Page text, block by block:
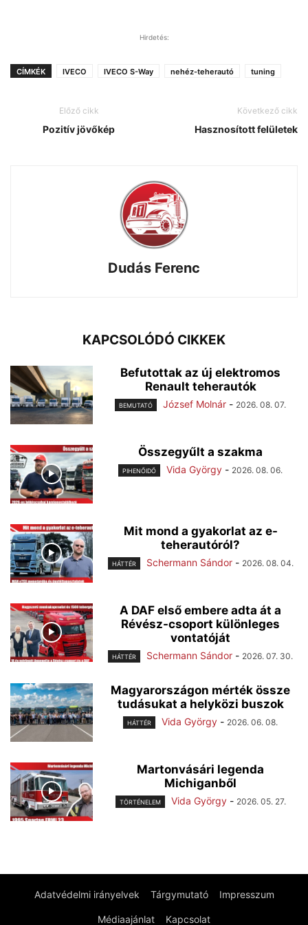
Hirdetés:
CÍMKÉK IVECO IVECO S-Way nehéz-teherautó tuning
Előző cikk
Pozitív jövőkép
Következő cikk
Hasznosított felületek
Dudás Ferenc
KAPCSOLÓDÓ CIKKEK
Befutottak az új elektromos
Renault teherautók
BEMUTATÓ József Molnár - 2026. 08. 07.
Összegyűlt a szakma
PIHENŐIDŐ Vida György - 2026. 08. 06.
Mit mond a gyakorlat az e-
teherautóról?
HÁTTÉR Schermann Sándor - 2026. 08. 04.
A DAF első embere adta át a
Révész-csoport különleges
vontatóját
HÁTTÉR Schermann Sándor - 2026. 07. 30.
Magyarországon mérték össze
tudásukat a helyközi buszok
HÁTTÉR Vida György - 2026. 06. 08.
Martonvásári legenda
Michiganből
TÖRTÉNELEM Vida György - 2026. 05. 27.
Adatvédelmi irányelvek Tárgymutató Impresszum
Médiaajánlat Kapcsolat